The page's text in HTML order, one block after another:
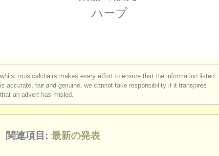
音楽学校
ユース オーケストラ
お問い合わせ
degree courses: folk/
ハープ
whilst musicalchairs makes every effort to ensure that the information listed
is accurate, fair and genuine, we cannot take responsibility if it transpires
that an advert has misled.
関連項目: 最新の発表